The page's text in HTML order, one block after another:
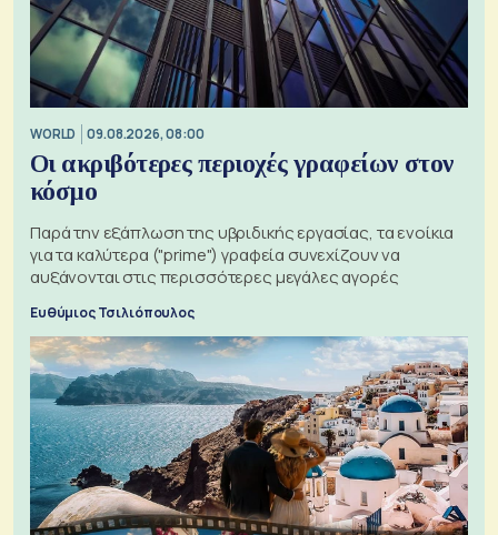
WORLD 09.08.2026, 08:00
Οι ακριβότερες περιοχές γραφείων στον
κόσμο
Παρά την εξάπλωση της υβριδικής εργασίας, τα ενοίκια
για τα καλύτερα ("prime") γραφεία συνεχίζουν να
αυξάνονται στις περισσότερες μεγάλες αγορές
Ευθύμιος Τσιλιόπουλος